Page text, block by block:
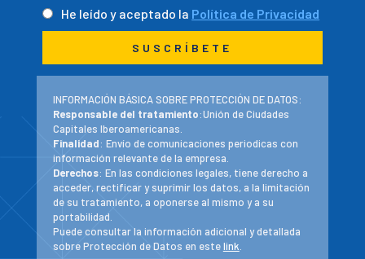
He leído y aceptado la Política de Privacidad
INFORMACIÓN BÁSICA SOBRE PROTECCIÓN DE DATOS:
Responsable del tratamiento:Unión de Ciudades
Capitales Iberoamericanas.
Finalidad: Envío de comunicaciones periodicas con
información relevante de la empresa.
Derechos: En las condiciones legales, tiene derecho a
acceder, rectificar y suprimir los datos, a la limitación
de su tratamiento, a oponerse al mismo y a su
portabilidad.
Puede consultar la información adicional y detallada
sobre Protección de Datos en estelink